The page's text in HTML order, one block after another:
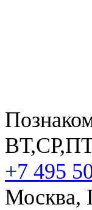
+7 495
Москва,